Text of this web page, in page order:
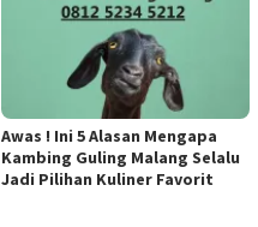
Awas ! Ini 5 Alasan Mengapa
Kambing Guling Malang Selalu
Jadi Pilihan Kuliner Favorit